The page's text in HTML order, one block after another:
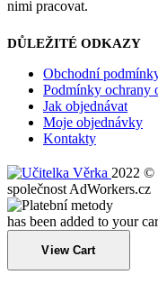
nimi pracovat.
DŮLEŽITÉ ODKAZY
Obchodní
Podmínky ochrany
Jak objednávat
Moje objednávky
Kontakty
2022 ©
společnost AdWorkers.cz
has been added to your
View Cart